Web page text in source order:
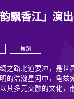
韵飘香江」演
舞蹈
之路北道要冲，是世
的浩瀚星河中，龟兹
其多元交融的文化，